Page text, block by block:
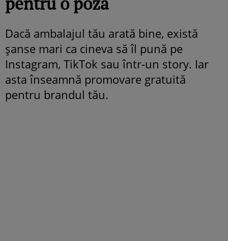
Dacă ambalajul tău arată bine, există
șanse mari ca cineva să îl pună pe
Instagram, TikTok sau într-un story. Iar
asta înseamnă promovare gratuită
pentru brandul tău.